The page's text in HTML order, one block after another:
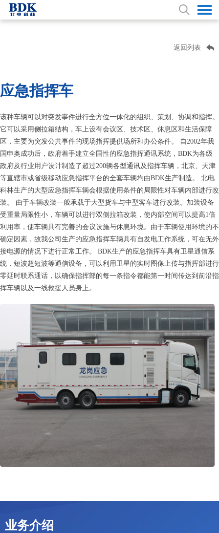
返回列表
应急指挥车
该种车辆可以对突发事件进行全方位一体化的组织、策划、协调和指挥。
它可以采用侧拉箱结构，车上设有会议区、技术区、休息区和生活保障
区，主要为突发公共事件的现场指挥提供场所和办公条件。 自2002年我
国申奥成功后，政府着手建立全国性的应急指挥通讯系统，BDK为各级
政府及行业用户设计制造了超过200辆各型通讯及指挥车辆，北京、天津
等直辖市或省级移动应急指挥平台的全套车辆均由BDK生产制造。 北电
科林生产的大型应急指挥车辆会根据使用条件的局限性对车辆内部进行改
装。 由于车辆改装一般承载于大型货车与中型客车进行改装。加装设备
受重量局限性小，车辆可以进行双侧拉箱改装，使内部空间可以提高1倍
利用率，使车辆具有完善的会议设施与休息环境。由于车辆使用环境的不
确定因素，故我公司生产的应急指挥车辆具有自发电工作系统，可在无外
接电源的情况下进行正常工作。 BDK生产的应急指挥车具有卫星通信系
统，短波超短波等通信设备，可以利用卫星的实时图像上传与指挥部进行
零延时联系通话，以确保指挥部的每一条指令都能第一时间传达到前沿指
挥车辆以及一线救援人员身上。
业务介绍